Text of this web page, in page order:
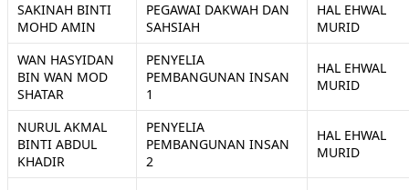
SAKINAH BINTI
MOHD AMIN
PEGAWAI DAKWAH DAN
SAHSIAH
HAL EHWAL
MURID
WAN HASYIDAN
BIN WAN MOD
SHATAR
PENYELIA
PEMBANGUNAN INSAN
1
HAL EHWAL
MURID
NURUL AKMAL
BINTI ABDUL
KHADIR
PENYELIA
PEMBANGUNAN INSAN
2
HAL EHWAL
MURID